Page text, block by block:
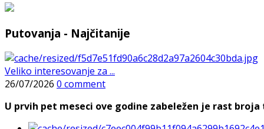
Putovanja - Najčitanije
Veliko interesovanje za ...
26/07/2026 0 comment
U prvih pet meseci ove godine zabeležen je rast